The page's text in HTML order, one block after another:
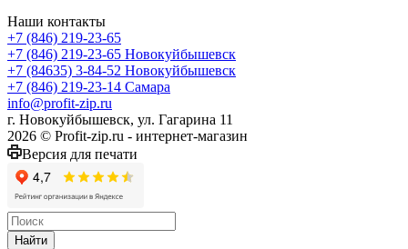
Наши контакты
+7 (846) 219-23-65
+7 (846) 219-23-65 Новокуйбышевск
+7 (84635) 3-84-52 Новокуйбышевск
+7 (846) 219-23-14 Самара
info@profit-zip.ru
г. Новокуйбышевск, ул. Гагарина 11
2026 © Profit-zip.ru - интернет-магазин
Версия для печати
Найти